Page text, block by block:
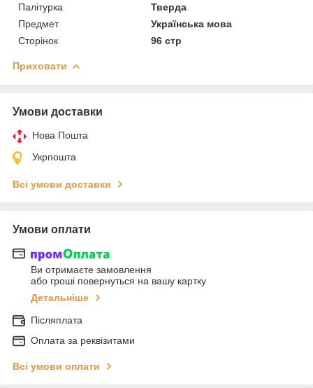
Палітурка
Тверда
Предмет
Українська мова
Сторінок
96 стр
Приховати
Умови доставки
Нова Пошта
Укрпошта
Всі умови доставки
Умови оплати
Ви отримаєте замовлення
або гроші повернуться на вашу картку
Детальніше
Післяплата
Оплата за реквізитами
Всі умови оплати